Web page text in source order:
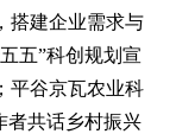
搭建企业需求与
五”科创规划宣
平谷京瓦农业科
者共话乡村振兴